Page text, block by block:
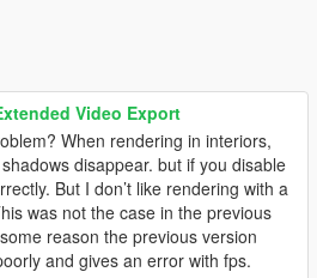
Video Export
When rendering in interiors,
disappear. but if you disable
But I don’t like rendering with a
was not the case in the previous
reason the previous version
and gives an error with fps.